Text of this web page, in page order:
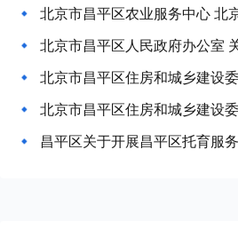
北京市昌平区住房和城乡建设
昌平区关于开展昌平区托育服